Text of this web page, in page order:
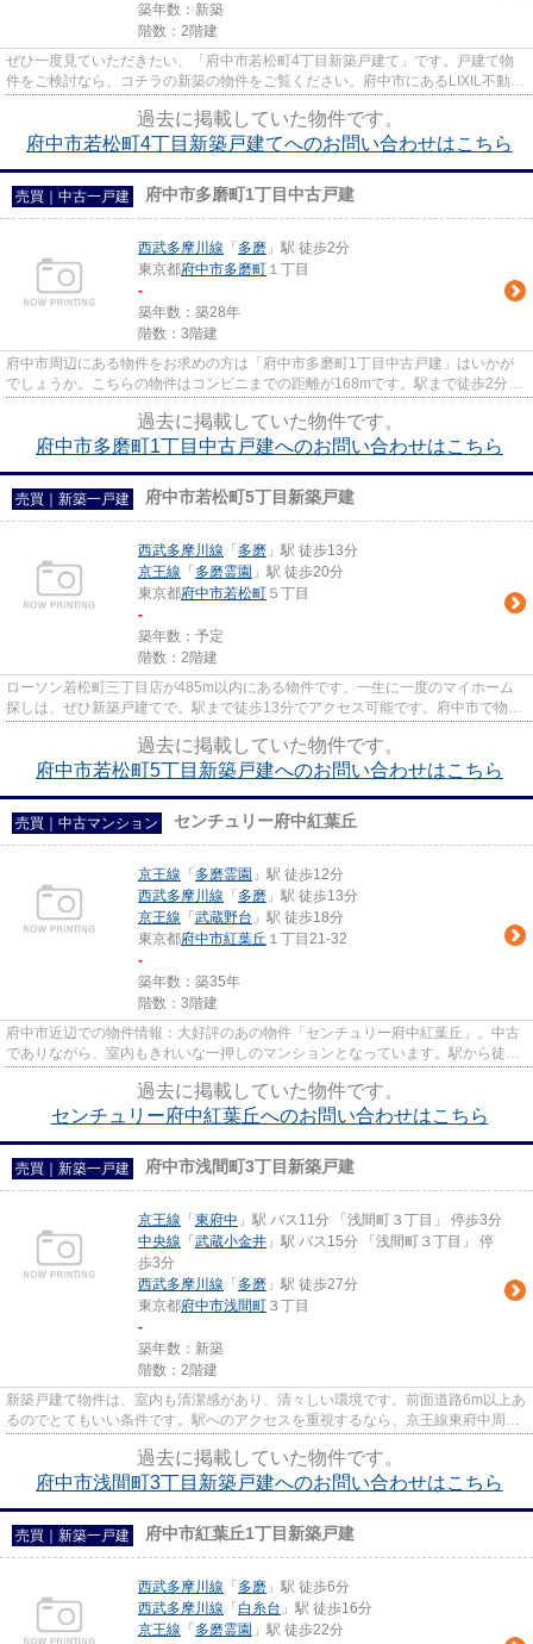
築年数：新築
階数：2階建
ぜひ一度見ていただきたい、「府中市若松町4丁目新築戸建て」です。戸建て物
件をご検討なら、コチラの新築の物件をご覧ください。府中市にあるLIXIL不動産
過去に掲載していた物件です。
府中市若松町4丁目新築戸建てへのお問い合わせはこちら
売買｜中古一戸建 府中市多磨町1丁目中古戸建
西武多摩川線 「 多磨 」駅 徒歩2分
東京都府中市多磨町 １丁目
-
築年数：築28年
階数：3階建
府中市周辺にある物件をお求めの方は「府中市多磨町1丁目中古戸建」はいかが
でしょうか。こちらの物件はコンビニまでの距離が168mです。駅まで徒歩2分で
過去に掲載していた物件です。
府中市多磨町1丁目中古戸建へのお問い合わせはこちら
売買｜新築一戸建 府中市若松町5丁目新築戸建
西武多摩川線 「 多磨 」駅 徒歩13分
京王線 「 多磨霊園 」駅 徒歩20分
東京都府中市若松町 ５丁目
-
築年数：予定
階数：2階建
ローソン若松町三丁目店が485m以内にある物件です。一生に一度のマイホーム
探しは、ぜひ新築戸建てで。駅まで徒歩13分でアクセス可能です。府中市で物件
過去に掲載していた物件です。
府中市若松町5丁目新築戸建へのお問い合わせはこちら
売買｜中古マンション センチュリー府中紅葉丘
京王線 「 多磨霊園 」駅 徒歩12分
西武多摩川線 「 多磨 」駅 徒歩13分
京王線 「 武蔵野台 」駅 徒歩18分
東京都府中市紅葉丘 １丁目21-32
-
築年数：築35年
階数：3階建
府中市近辺での物件情報：大好評のあの物件「センチュリー府中紅葉丘」。中古
でありながら、室内もきれいな一押しのマンションとなっています。駅から徒歩
過去に掲載していた物件です。
センチュリー府中紅葉丘へのお問い合わせはこちら
売買｜新築一戸建 府中市浅間町3丁目新築戸建
京王線 「 東府中 」駅 バス11分 「浅間町３丁目」 停歩3分
中央線 「 武蔵小金井 」駅 バス15分 「浅間町３丁目」 停
歩3分
西武多摩川線 「 多磨 」駅 徒歩27分
東京都府中市浅間町 ３丁目
-
築年数：新築
階数：2階建
新築戸建て物件は、室内も清潔感があり、清々しい環境です。前面道路6m以上あ
るのでとてもいい条件です。駅へのアクセスを重視するなら、京王線東府中周辺
過去に掲載していた物件です。
府中市浅間町3丁目新築戸建へのお問い合わせはこちら
売買｜新築一戸建 府中市紅葉丘1丁目新築戸建
西武多摩川線 「 多磨 」駅 徒歩6分
西武多摩川線 「 白糸台 」駅 徒歩16分
京王線 「 多磨霊園 」駅 徒歩22分